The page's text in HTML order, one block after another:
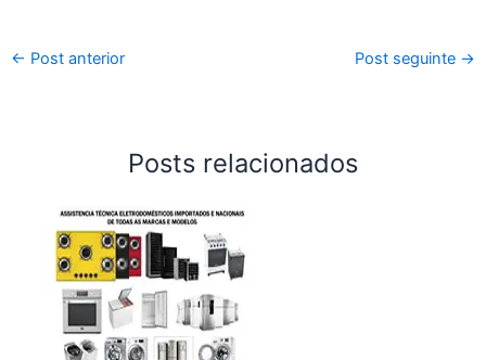
← Post anterior Post seguinte →
Posts relacionados